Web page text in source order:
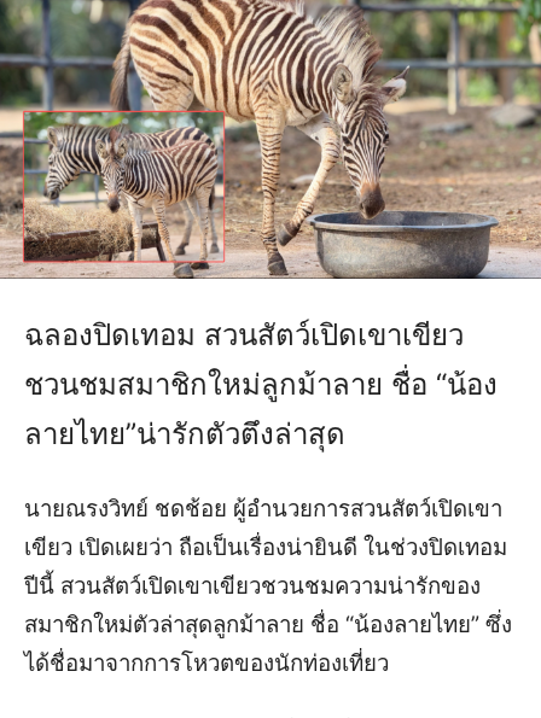
ฉลองปิดเทอม สวนสัตว์เปิดเขาเขียว
ชวนชมสมาชิกใหม่ลูกม้าลาย ชื่อ “น้อง
ลายไทย”น่ารักตัวตึงล่าสุด
นายณรงวิทย์ ชดช้อย ผู้อำนวยการสวนสัตว์เปิดเขา
เขียว เปิดเผยว่า ถือเป็นเรื่องน่ายินดี ในช่วงปิดเทอม
ปีนี้ สวนสัตว์เปิดเขาเขียวชวนชมความน่ารักของ
สมาชิกใหม่ตัวล่าสุดลูกม้าลาย ชื่อ “น้องลายไทย” ซึ่ง
ได้ชื่อมาจากการโหวตของนักท่องเที่ยว